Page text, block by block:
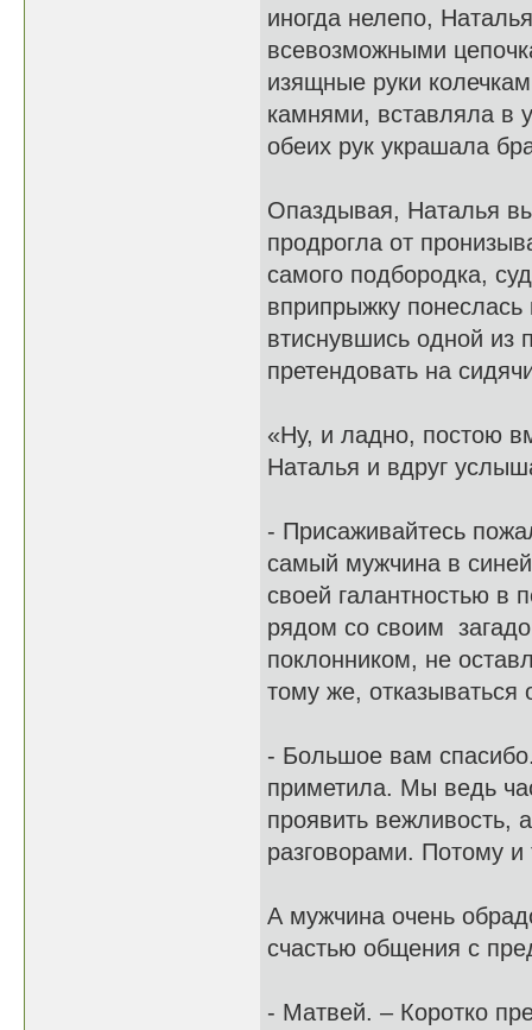
иногда нелепо,
всевозможными
изящные руки
камнями, вставляла в
обеих рук украшала
Опаздывая, Наталья
продрогла от
самого подбородка,
вприпрыжку
втиснувшись одной из
претендовать на
«Ну, и ладно, постою
Наталья и вдруг
- Присаживайтесь
самый мужчина в
своей галантностью в
рядом со своим
поклонником, не
тому же,
- Большое вам
приметила. Мы ведь
проявить вежливость,
разговорами. Потому
А мужчина очень
счастью общения с
- Матвей. – Коротко